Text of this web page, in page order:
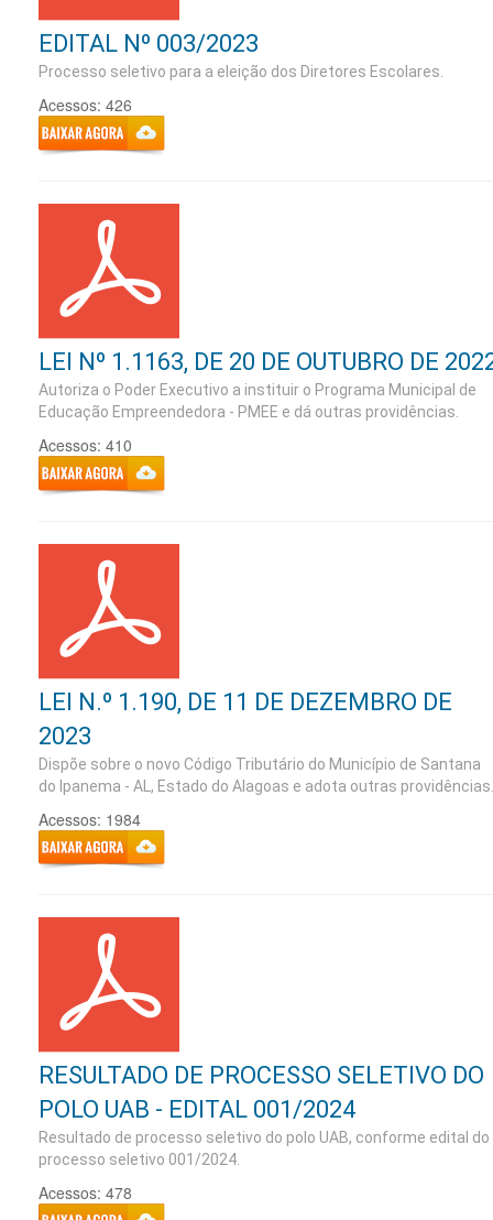
EDITAL Nº 003/2023
Processo seletivo para a eleição dos Diretores Escolares.
Acessos: 426
LEI Nº 1.1163, DE 20 DE OUTUBRO DE
Autoriza o Poder Executivo a instituir o Programa Municipal de
Educação Empreendedora - PMEE e dá outras providências.
Acessos: 410
LEI N.º 1.190, DE 11 DE DEZEMBRO DE
2023
Dispõe sobre o novo Código Tributário do Município de Santana
do Ipanema - AL, Estado do Alagoas e adota outras providências.
Acessos: 1984
RESULTADO DE PROCESSO SELETIVO DO
POLO UAB - EDITAL 001/2024
Resultado de processo seletivo do polo UAB, conforme edital do
processo seletivo 001/2024.
Acessos: 478